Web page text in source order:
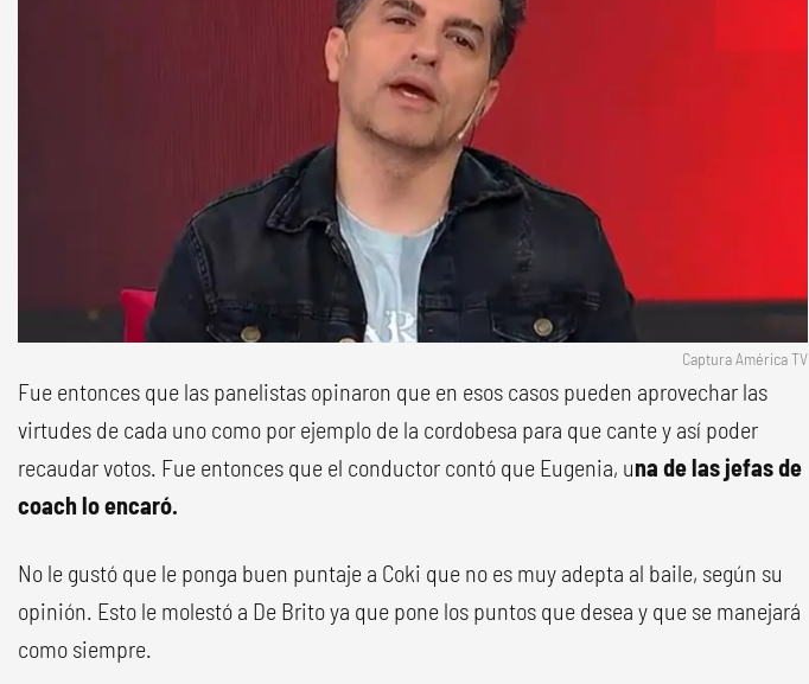
Captura América TV
Fue entonces que las panelistas opinaron que en esos casos pueden aprovechar las
virtudes de cada uno como por ejemplo de la cordobesa para que cante y así poder
recaudar votos. Fue entonces que el conductor contó que Eugenia, una de las jefas de
coach lo encaró.
No le gustó que le ponga buen puntaje a Coki que no es muy adepta al baile, según su
opinión. Esto le molestó a De Brito ya que pone los puntos que desea y que se manejará
como siempre.